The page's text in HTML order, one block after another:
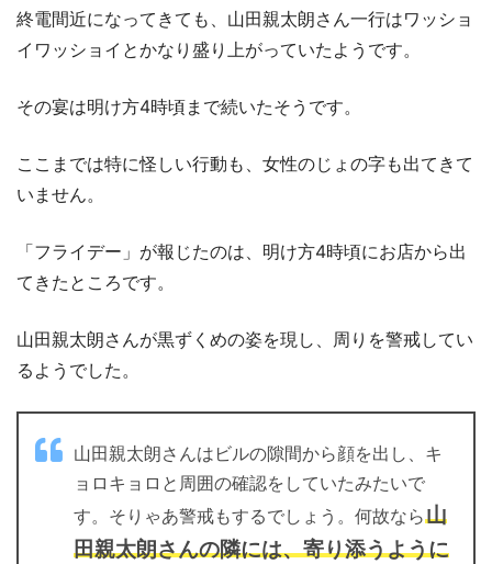
終電間近になってきても、山田親太朗さん一行はワッショ
イワッショイとかなり盛り上がっていたようです。
その宴は明け方4時頃まで続いたそうです。
ここまでは特に怪しい行動も、女性のじょの字も出てきて
いません。
「フライデー」が報じたのは、明け方4時頃にお店から出
てきたところです。
山田親太朗さんが黒ずくめの姿を現し、周りを警戒してい
るようでした。
山田親太朗さんはビルの隙間から顔を出し、キ
ョロキョロと周囲の確認をしていたみたいで
す。そりゃあ警戒もするでしょう。何故なら山
田親太朗さんの隣には、寄り添うように